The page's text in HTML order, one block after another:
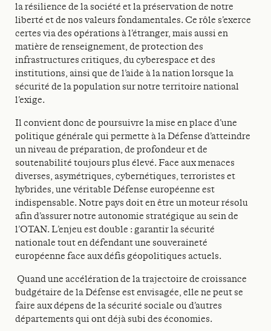
la résilience de la société et la préservation de notre
liberté et de nos valeurs fondamentales. Ce rôle s’exerce
certes via des opérations à l’étranger, mais aussi en
matière de renseignement, de protection des
infrastructures critiques, du cyberespace et des
institutions, ainsi que de l’aide à la nation lorsque la
sécurité de la population sur notre territoire national
l’exige.
Il convient donc de poursuivre la mise en place d’une
politique générale qui permette à la Défense d’atteindre
un niveau de préparation, de profondeur et de
soutenabilité toujours plus élevé. Face aux menaces
diverses, asymétriques, cybernétiques, terroristes et
hybrides, une véritable Défense européenne est
indispensable. Notre pays doit en être un moteur résolu
afin d’assurer notre autonomie stratégique au sein de
l’OTAN. L’enjeu est double : garantir la sécurité
nationale tout en défendant une souveraineté
européenne face aux défis géopolitiques actuels.
Quand une accélération de la trajectoire de croissance
budgétaire de la Défense est envisagée, elle ne peut se
faire aux dépens de la sécurité sociale ou d’autres
départements qui ont déjà subi des économies.